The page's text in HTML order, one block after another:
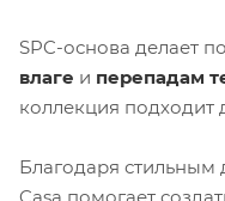
SPC-основа делает
влаге и перепадам
коллекция
Благодаря стильным